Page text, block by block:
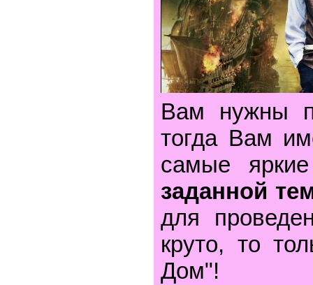
Вам нужны
тогда Вам
самые
заданной
для
круто, то
Дом"!